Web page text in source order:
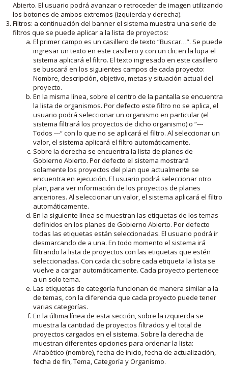
Abierto. El usuario podrá avanzar o retroceder de imagen utilizando
los botones de ambos extremos (izquierda y derecha).
Filtros: a continuación del banner el sistema muestra una serie de
filtros que se puede aplicar a la lista de proyectos:
El primer campo es un casillero de texto “Buscar…”. Se puede
ingresar un texto en este casillero y con un clic en la lupa el
sistema aplicará el filtro. El texto ingresado en este casillero
se buscará en los siguientes campos de cada proyecto:
Nombre, descripción, objetivo, metas y situación actual del
proyecto.
En la misma línea, sobre el centro de la pantalla se encuentra
la lista de organismos. Por defecto este filtro no se aplica, el
usuario podrá seleccionar un organismo en particular (el
sistema filtrará los proyectos de dicho organismo) o “---
Todos ---“ con lo que no se aplicará el filtro. Al seleccionar un
valor, el sistema aplicará el filtro automáticamente.
Sobre la derecha se encuentra la lista de planes de
Gobierno Abierto. Por defecto el sistema mostrará
solamente los proyectos del plan que actualmente se
encuentra en ejecución. El usuario podrá seleccionar otro
plan, para ver información de los proyectos de planes
anteriores. Al seleccionar un valor, el sistema aplicará el filtro
automáticamente.
En la siguiente línea se muestran las etiquetas de los temas
definidos en los planes de Gobierno Abierto. Por defecto
todas las etiquetas están seleccionadas. El usuario podrá ir
desmarcando de a una. En todo momento el sistema irá
filtrando la lista de proyectos con las etiquetas que estén
seleccionadas. Con cada clic sobre cada etiqueta la lista se
vuelve a cargar automáticamente. Cada proyecto pertenece
a un solo tema.
Las etiquetas de categoría funcionan de manera similar a la
de temas, con la diferencia que cada proyecto puede tener
varias categorías.
En la última línea de esta sección, sobre la izquierda se
muestra la cantidad de proyectos filtrados y el total de
proyectos cargados en el sistema. Sobre la derecha de
muestran diferentes opciones para ordenar la lista:
Alfabético (nombre), fecha de inicio, fecha de actualización,
fecha de fin, Tema, Categoría y Organismo.